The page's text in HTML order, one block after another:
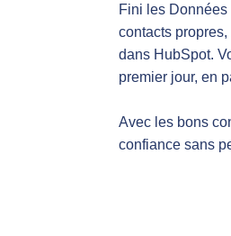
Fini les
contacts
dans HubSpot.
premier jour, en
Avec les bons
confiance sans